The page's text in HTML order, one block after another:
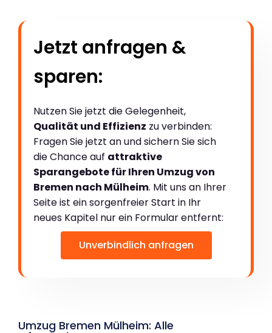
Jetzt anfragen &
sparen:
Nutzen Sie jetzt die Gelegenheit,
Qualität und Effizienz zu verbinden:
Fragen Sie jetzt an und sichern Sie sich
die Chance auf attraktive
Sparangebote für Ihren Umzug von
Bremen nach Mülheim. Mit uns an Ihrer
Seite ist ein sorgenfreier Start in Ihr
neues Kapitel nur ein Formular entfernt:
Unverbindlich anfragen
Umzug Bremen Mülheim: Alle